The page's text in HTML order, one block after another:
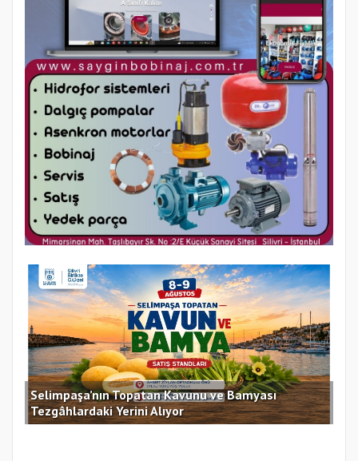
Selimpaşa’nın Topatan Kavunu ve Bamyası
Tezgâhlardaki Yerini Alıyor